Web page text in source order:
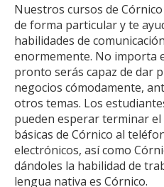
Nuestros cursos de
de forma particular y te
habilidades de
enormemente. No importa
pronto serás capaz de dar
negocios cómodamente,
otros temas. Los
pueden esperar terminar
básicas de Córnico al
electrónicos, así como
dándoles la habilidad de
lengua nativa es Córnico.